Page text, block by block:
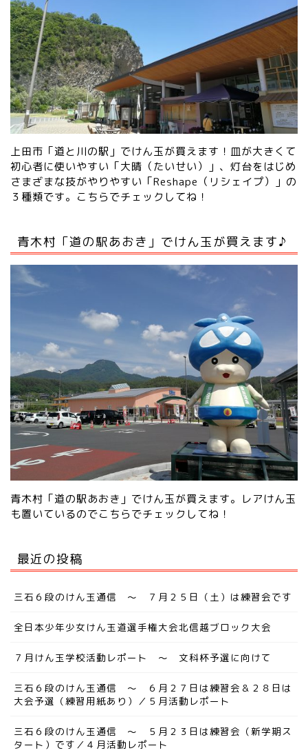
上田市「道と川の駅」でけん玉が買えます！皿が大きくて
初心者に使いやすい「大晴（たいせい）」、灯台をはじめ
さまざまな技がやりやすい「Reshape（リシェイプ）」の
３種類です。 こちらでチェックしてね！
青木村「道の駅あおき」でけん玉が買えます♪
青木村「道の駅あおき」でけん玉が買えます。レアけん玉
も置いているのでこちらでチェック してね！
最近の投稿
三石６段のけん玉通信 ～ ７月２５日（土）は練習会です
全日本少年少女けん玉道選手権大会北信越ブロック大会
７月けん玉学校活動レポート ～ 文科杯予選に向けて
三石６段のけん玉通信 ～ ６月２７日は練習会＆２８日は
大会予選（練習用紙あり）／５月活動レポート
三石６段のけん玉通信 ～ ５月２３日は練習会（新学期ス
タート）です／４月活動レポート